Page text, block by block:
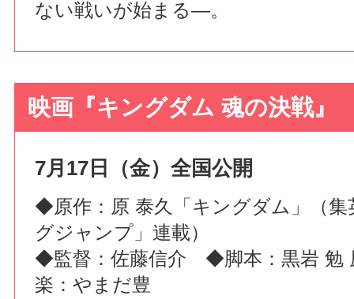
ない戦いが始まる―。
映画『キングダム 魂の決戦』
7月17日（金）全国公開
◆原作：原 泰久「キングダム」（集
グジャンプ」連載）
◆監督：佐藤信介 ◆脚本：黒岩
楽：やまだ豊